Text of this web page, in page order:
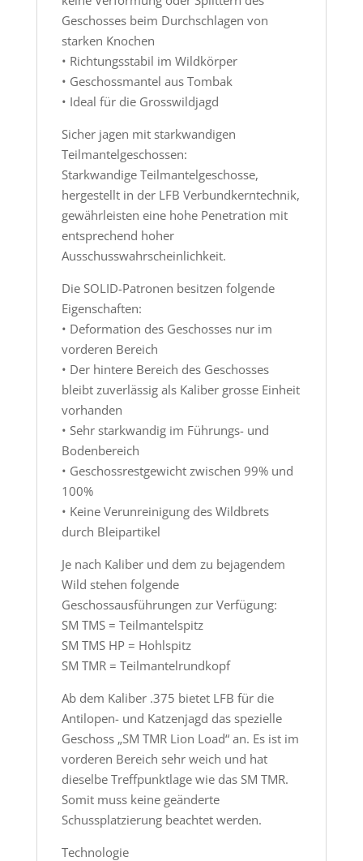
Geschosses beim Durchschlagen von
starken Knochen
• Richtungsstabil im Wildkörper
• Geschossmantel aus Tombak
• Ideal für die Grosswildjagd
Sicher jagen mit starkwandigen
Teilmantelgeschossen:
Starkwandige Teilmantelgeschosse,
hergestellt in der LFB Verbundkerntechnik,
gewährleisten eine hohe Penetration mit
entsprechend hoher
Ausschusswahrscheinlichkeit.
Die SOLID-Patronen besitzen folgende
Eigenschaften:
• Deformation des Geschosses nur im
vorderen Bereich
• Der hintere Bereich des Geschosses
bleibt zuverlässig als Kaliber grosse Einheit
vorhanden
• Sehr starkwandig im Führungs- und
Bodenbereich
• Geschossrestgewicht zwischen 99% und
100%
• Keine Verunreinigung des Wildbrets
durch Bleipartikel
Je nach Kaliber und dem zu bejagendem
Wild stehen folgende
Geschossausführungen zur Verfügung:
SM TMS = Teilmantelspitz
SM TMS HP = Hohlspitz
SM TMR = Teilmantelrundkopf
Ab dem Kaliber .375 bietet LFB für die
Antilopen- und Katzenjagd das spezielle
Geschoss „SM TMR Lion Load“ an. Es ist im
vorderen Bereich sehr weich und hat
dieselbe Treffpunktlage wie das SM TMR.
Somit muss keine geänderte
Schussplatzierung beachtet werden.
Technologie